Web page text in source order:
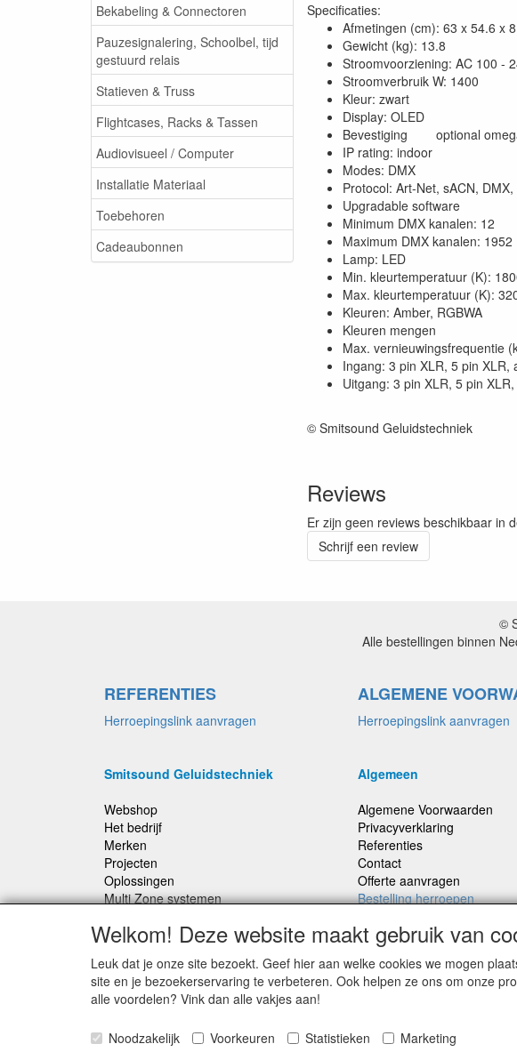
Bekabeling & Connectoren
Pauzesignalering, Schoolbel, tijd
gestuurd relais
Statieven & Truss
Flightcases, Racks & Tassen
Audiovisueel / Computer
Installatie Materiaal
Toebehoren
Cadeaubonnen
Specificaties:
Afmetingen (cm): 63 x 54.6 x
Gewicht (kg): 13.8
Stroomvoorziening: AC 100 -
Stroomverbruik W: 1400
Kleur: zwart
Display: OLED
Bevestiging optional
IP rating: indoor
Modes: DMX
Protocol: Art-Net, sACN, DMX,
Upgradable software
Minimum DMX kanalen: 12
Maximum DMX kanalen: 1952
Lamp: LED
Min. kleurtemperatuur (K):
Max. kleurtemperatuur (K):
Kleuren: Amber, RGBWA
Kleuren mengen
Max. vernieuwingsfrequentie
Ingang: 3 pin XLR, 5 pin
Uitgang: 3 pin XLR, 5 pin
© Smitsound Geluidstechniek
Reviews
Er zijn geen reviews beschikbaar in
Schrijf een review
©
Alle bestellingen binnen
REFERENTIES
Herroepingslink aanvragen
ALGEMENE
Herroepingslink aanvragen
Smitsound Geluidstechniek
Webshop
Het bedrijf
Merken
Projecten
Oplossingen
Multi Zone systemen
Onderhoud en Reparaties
Algemeen
Algemene Voorwaarden
Privacyverklaring
Referenties
Contact
Offerte aanvragen
Bestelling herroepen
Bestellingen binnen Nederland, ongeacht gewicht,
verstuurd voor € 6,95
Prijzen
© Smitsound
Welkom! Deze website maakt gebruik van
Leuk dat je onze site bezoekt. Geef hier aan welke cookies we mogen
site en je bezoekerservaring te verbeteren. Ook helpen ze ons om onze
alle voordelen? Vink dan alle vakjes aan!
Noodzakelijk Voorkeuren Statistieken Marketing